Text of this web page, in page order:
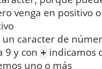
venga en positivo
un caracter de
9 y con + indicamos
uno o más